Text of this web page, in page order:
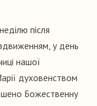
після
у день
нашої
духовенством
Божественну